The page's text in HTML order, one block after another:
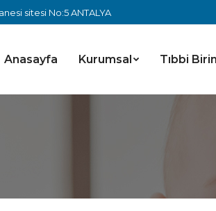
sitesi No:5 ANTALYA
Anasayfa Kurumsal Tıbbi